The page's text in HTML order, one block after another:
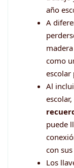
año
A
como
escolar
Al
puede
con
Los